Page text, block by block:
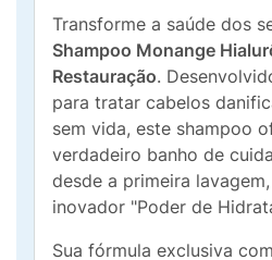
Transforme a saúde dos
Shampoo Monange
Restauração.
para tratar cabelos
sem vida, este shampoo
verdadeiro banho de
desde a primeira
inovador "Poder de
Sua fórmula exclusiva